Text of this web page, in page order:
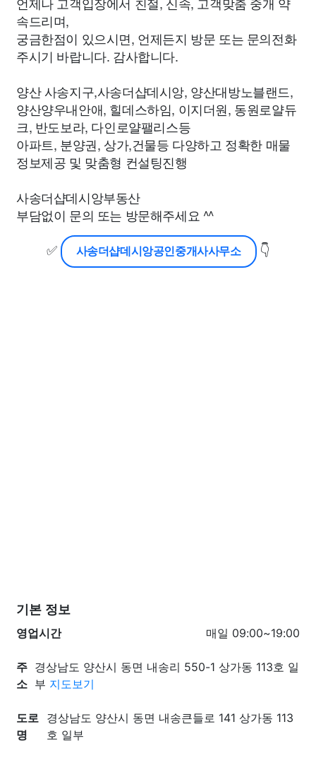
속드리며,
궁금한점이 있으시면, 언제든지 방문 또는 문의전화
주시기 바랍니다. 감사합니다.
양산 사송지구,사송더샵데시앙, 양산대방노블랜드,
양산양우내안애, 힐데스하임, 이지더원, 동원로얄듀
크, 반도보라, 다인로얄팰리스등
아파트, 분양권, 상가,건물등 다양하고 정확한 매물
정보제공 및 맞춤형 컨설팅진행
사송더샵데시앙부동산
부담없이 문의 또는 방문해주세요 ^^
✅
사송더샵데시앙공인중개사사무소 👇
기본 정보
영업시간
매일 09:00~19:00
주
소
경상남도 양산시 동면 내송리 550-1 상가동 113호 일
부 지도보기
도로
명
경상남도 양산시 동면 내송큰들로 141 상가동 113
호 일부